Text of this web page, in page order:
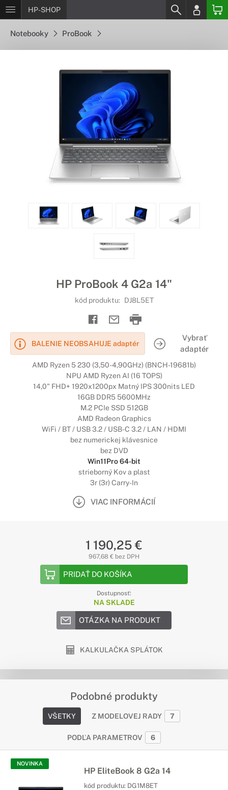
HP-SHOP
Notebooky ProBook
HP ProBook 4 G2a 14"
kód produktu: DJ8L5ET
BALENIE NEOBSAHUJE adaptér
Vybrať
adaptér
AMD Ryzen 5 230 (3,50-4,90GHz) (BNCH-19681b)
NPU AMD Ryzen AI (16 TOPS)
14,0" FHD+ 1920x1200px Matný IPS 300nits LED
16GB DDR5 5600MHz
M.2 PCIe SSD 512GB
AMD Radeon Graphics
WiFi / BT / USB 3.2 / USB-C 3.2 / LAN / HDMI
bez numerickej klávesnice
bez DVD
Win11Pro 64-bit
strieborný Kov a plast
3r (3r) Carry-In
VIAC INFORMÁCIÍ
1 190,25 €
967,68 € bez DPH
PRIDAŤ DO KOŠÍKA
Dostupnosť:
NA SKLADE
OTÁZKA NA PRODUKT
KALKULAČKA SPLÁTOK
Podobné produkty
VŠETKY Z MODELOVEJ RADY 7
PODĽA PARAMETROV 6
NOVINKA
HP EliteBook 8 G2a 14
kód produktu: DG1M8ET